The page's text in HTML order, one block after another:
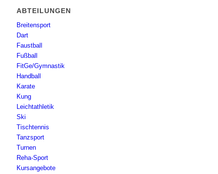
ABTEILUNGEN
Breitensport
Dart
Faustball
Fußball
FitGe/Gymnastik
Handball
Karate
Kung
Leichtathletik
Ski
Tischtennis
Tanzsport
Turnen
Reha-Sport
Kursangebote